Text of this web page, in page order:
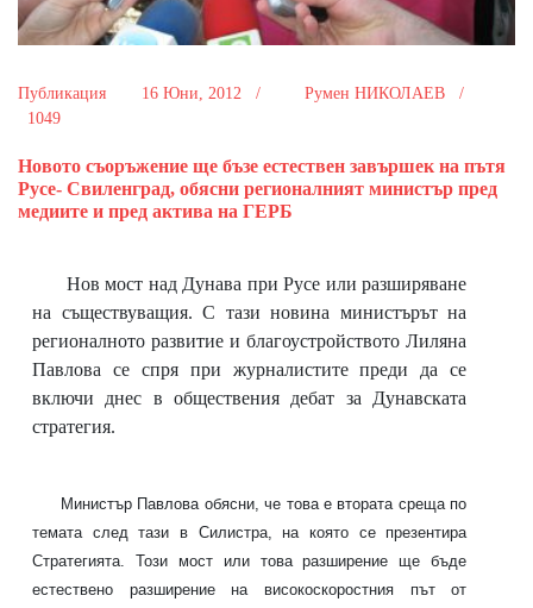
Публикация 16 Юни, 2012 /
Румен НИКОЛАЕВ /
1049
Новото съоръжение ще бъзе естествен завършек на пътя
Русе- Свиленград, обясни регионалният министър пред
медиите и пред актива на ГЕРБ
Нов мост над Дунава при Русе или разширяване
на съществуващия. С тази новина министърът на
регионалното развитие и благоустройството Лиляна
Павлова се спря при журналистите преди да се
включи днес в обществения дебат за Дунавската
стратегия.
Министър Павлова обясни, че това е втората среща по
темата след тази в Силистра, на която се презентира
Стратегията. Този мост или това разширение ще бъде
естествено разширение на високоскоростния път от